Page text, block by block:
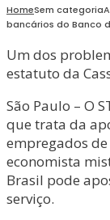
HomeSem categoria
bancários do Banco
Um dos
estatuto da
São Paulo – O
que trata da
empregados
economista
Brasil pode
serviço.